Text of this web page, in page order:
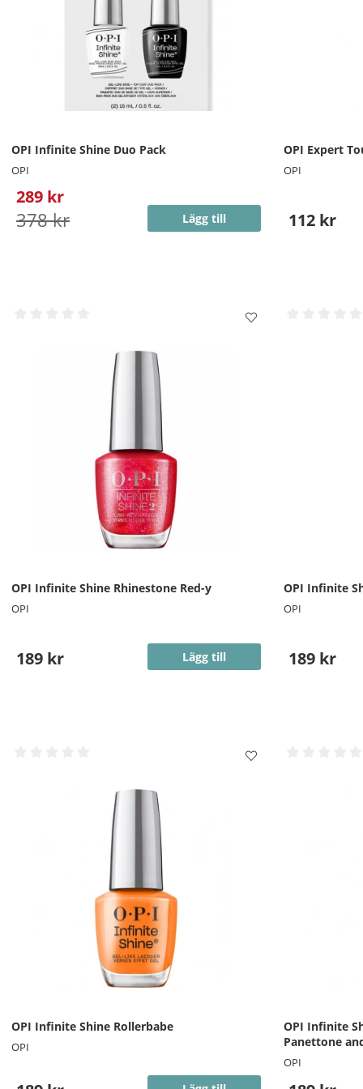
OPI Infinite Shine Duo Pack
OPI
289 kr
378 kr Lägg till
OPI Expert
OPI
112 kr
OPI Infinite Shine Rhinestone Red-y
OPI
189 kr Lägg till
OPI Infinite
OPI
189 kr
OPI Infinite Shine Rollerbabe
OPI
OPI Infinite
Panettone
OPI